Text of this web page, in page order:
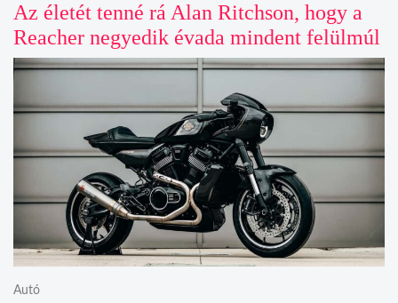
Az életét tenné rá Alan Ritchson, hogy a
Reacher negyedik évada mindent felülmúl
Autó